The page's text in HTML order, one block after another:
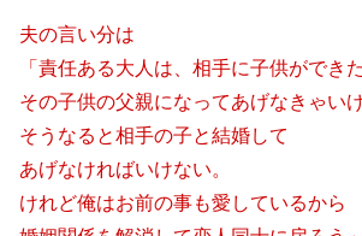
夫の言い分は
「責任ある大人は、相手に子供ができ
その子供の父親になってあげなきゃい
そうなると相手の子と結婚して
あげなければいけない。
けれど俺はお前の事も愛しているから